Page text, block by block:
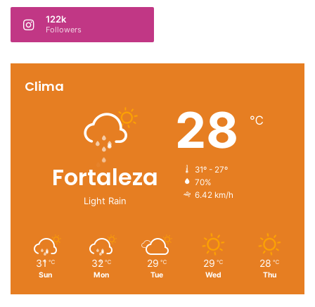
122k
Followers
Clima
Fortaleza
Light Rain
28 ℃
31º - 27º
70%
6.42 km/h
31 ℃
Sun
32 ℃
Mon
29 ℃
Tue
29 ℃
Wed
28 ℃
Thu